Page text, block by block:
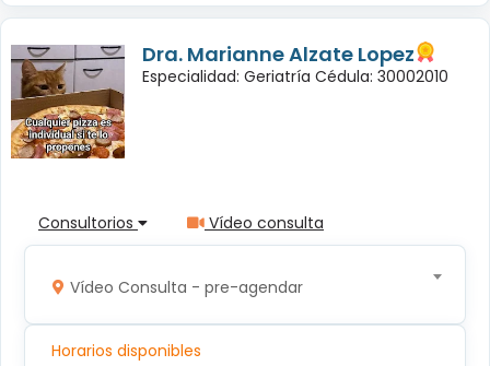
Dra. Marianne Alzate Lopez
Especialidad: Geriatría Cédula: 30002010
Consultorios Vídeo consulta
Vídeo Consulta - pre-agendar
Horarios disponibles